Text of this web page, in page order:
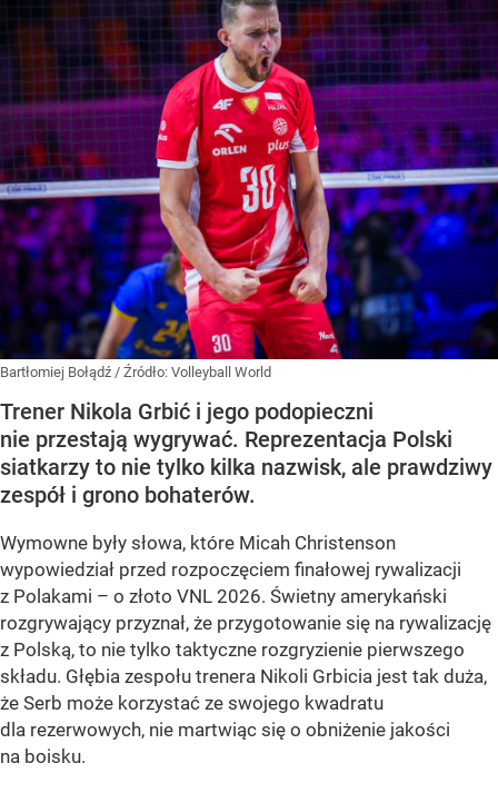
Bartłomiej Bołądź / Źródło: Volleyball World
Trener Nikola Grbić i jego podopieczni
nie przestają wygrywać. Reprezentacja Polski
siatkarzy to nie tylko kilka nazwisk, ale prawdziwy
zespół i grono bohaterów.
Wymowne były słowa, które Micah Christenson
wypowiedział przed rozpoczęciem finałowej rywalizacji
z Polakami – o złoto VNL 2026. Świetny amerykański
rozgrywający przyznał, że przygotowanie się na rywalizację
z Polską, to nie tylko taktyczne rozgryzienie pierwszego
składu. Głębia zespołu trenera Nikoli Grbicia jest tak duża,
że Serb może korzystać ze swojego kwadratu
dla rezerwowych, nie martwiąc się o obniżenie jakości
na boisku.